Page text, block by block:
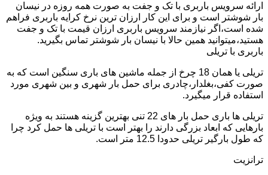
ارائه سرویس باربری با تک و جفت به صورت همه روزه در نیسان
بار شوشتر است و برای این کار ارزان ترین نرخ کرایه باربری فراهم
شده است،اگر نیازمند سرویس باربری ارزان قیمت با تک و جفت
هستید،میتوانید همین حالا با نیسان بار شوشتر تماس بگیرید.
باربری با تریلی
تریلی یا همان 18 چرخ از جمله ماشین های باری سنگین است که به
صورت کفی،بغلدار،چادری برای حمل بار شهری و بین شهری مورد
استفاده قرار میگیرد.
تریلی ها باری حمل بار های 22 تنی بهترین گزینه هستند به ویژه
بارهایی که ابعاد بزرگی دارند را بهتر است با تریلی ها حمل کرد چرا
که طول بارگیر تریلی حدودا 12.5 متر است.
ترانزیت